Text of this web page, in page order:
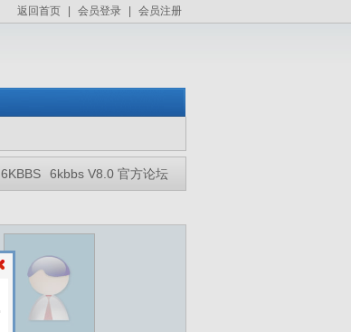
返回首页 会员登录 会员注册
6KBBS 6kbbs V8.0 官方论坛